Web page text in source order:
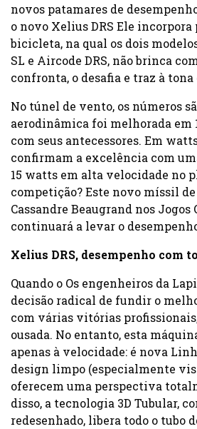
novos patamares de
o novo Xelius DRS Ele
bicicleta, na qual os dois
SL e Aircode DRS, não brinca
confronta, o desafia e traz à
No túnel de vento, os números
aerodinâmica foi melhorada em
com seus antecessores. Em
confirmam a excelência com
15 watts em alta velocidade no
competição? Este novo míssil
Cassandre Beaugrand nos Jogos
continuará a levar o
Xelius DRS, desempenho com
Quando o Os engenheiros da
decisão radical de fundir o
com várias vitórias
ousada. No entanto, esta
apenas à velocidade: é nova
design limpo (especialmente
oferecem uma perspectiva
disso, a tecnologia 3D Tubular,
redesenhado, libera todo o tubo